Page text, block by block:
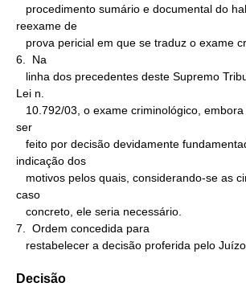
reexame de
6.  Na
Lei n.
ser
indicação dos
caso
7.  Ordem concedida para
restabelecer a decisão proferida pelo
Decisão